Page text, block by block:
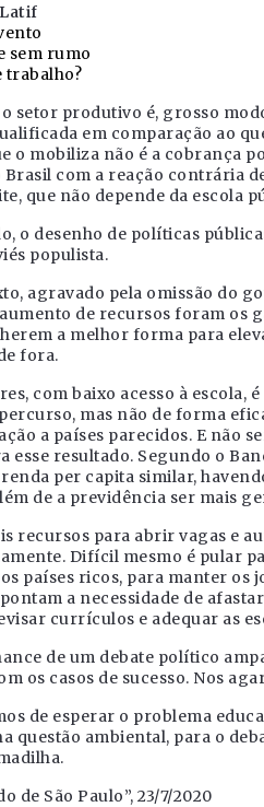
sem rumo
trabalho?
o setor produtivo é, grosso
em comparação ao
o mobiliza não é a cobrança
Brasil com a reação contrária
que não depende da escola
o desenho de políticas
populista.
agravado pela omissão do
de recursos foram os
a melhor forma para
fora.
com baixo acesso à
mas não de forma
a países parecidos. E não
esse resultado. Segundo o
per capita similar,
de a previdência ser mais
recursos para abrir vagas e
Difícil mesmo é pular
países ricos, para manter os
a necessidade de
currículos e adequar as
de um debate político
os casos de sucesso. Nos
de esperar o problema
questão ambiental, para o
de São Paulo”, 23/7/2020